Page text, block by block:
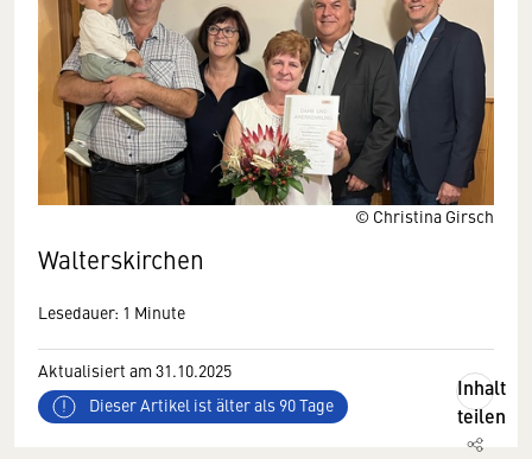
© Christina Girsch
Walterskirchen
Lesedauer: 1 Minute
Aktualisiert am 31.10.2025
Dieser Artikel ist älter als 90 Tage
Inhalt
teilen